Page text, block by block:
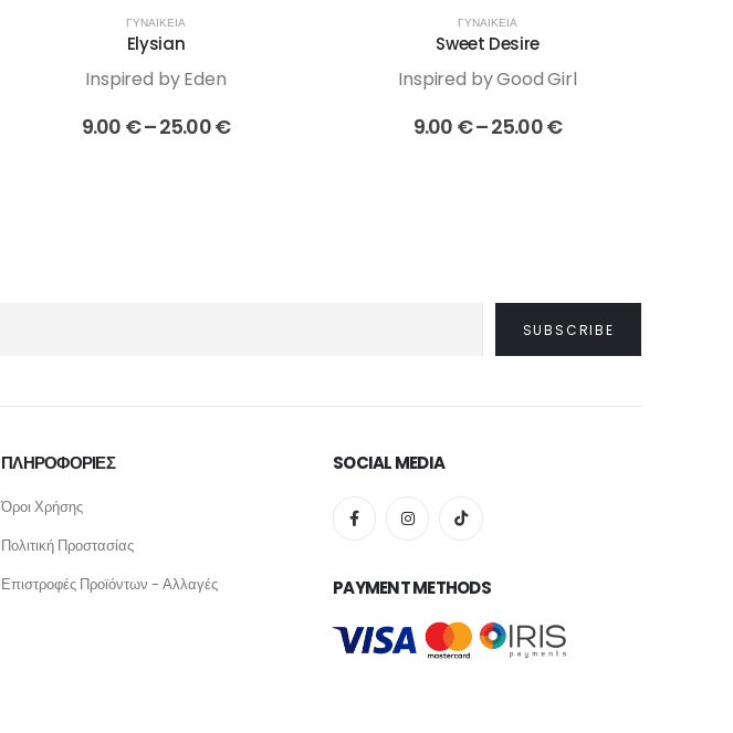
ΓΥΝΑΙΚΕΊΑ
Elysian
Inspired by Eden
9.00 €–25.00€Price
ΓΥΝΑΙΚΕΊΑ
Sweet Desire
Inspired by Good Girl
9.00 €–25.00€Price
ΠΛΗΡΟΦΟΡΙΕΣ
Όροι Χρήσης
Πολιτική Προστασίας
Επιστροφές Προϊόντων - Αλλαγές
SOCIAL MEDIA
PAYMENT METHODS